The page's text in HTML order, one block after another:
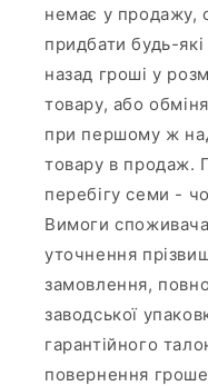
немає у продажу,
придбати будь-
назад гроші у
товару, або
при першому ж
товару в продаж.
перебігу семи -
Вимоги
уточнення
замовлення,
заводської
гарантійного
повернення